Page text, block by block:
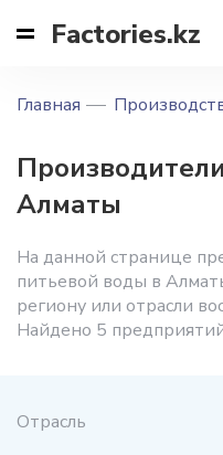
Factories.kz
Главная
Алматы
На данной странице
питьевой воды в
региону или отрасли
Найдено 5
Отрасль